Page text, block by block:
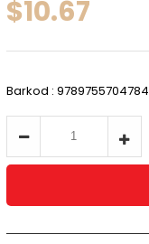
$10.67
Barkod : 9789755704784